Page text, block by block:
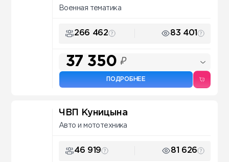
Военная тематика
266 462 83 401
37 350 ₽
ПОДРОБНЕЕ
ЧВП Куницына
Авто и мототехника
46 919 81 626